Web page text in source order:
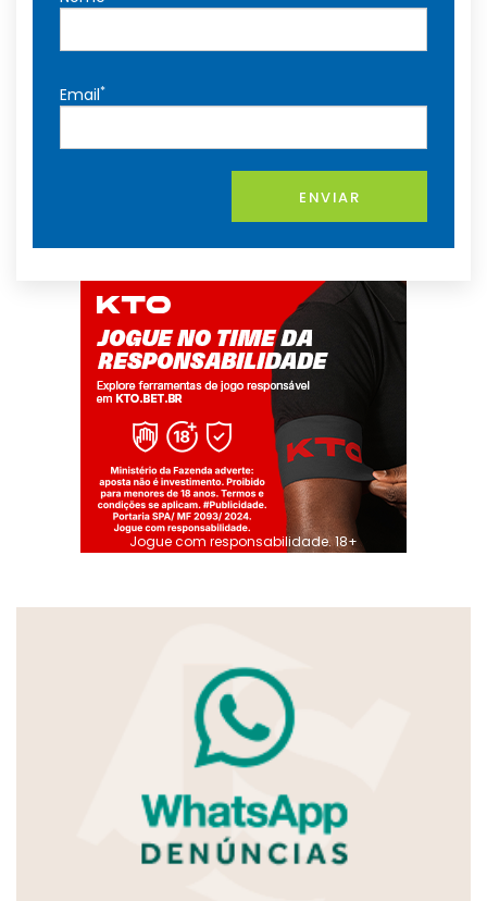
Email*
ENVIAR
Jogue com responsabilidade. 18+